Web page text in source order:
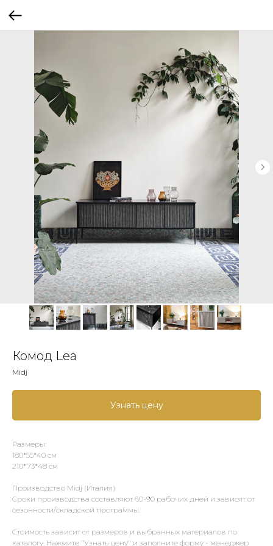
Комод Lea
Midj
Узнать цену
Размеры:
180*55*40 см
210*73*48 см
Производство Midj (Италия)
Сроки производства составляют 60-90 рабочих дней и зависят от
сезонности/складской программы.
Стоимость зависит от размеров и выбранных материалов по
каталогу. Нажмите "Узнать цену" и заполните форму - менеджер